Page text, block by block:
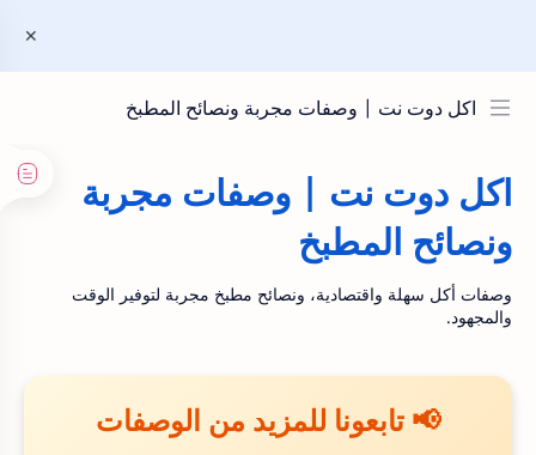
اكل دوت نت | وصفات مجربة ونصائح المطبخ
اكل دوت نت | وصفات مجربة
ونصائح المطبخ
وصفات أكل سهلة واقتصادية، ونصائح مطبخ مجربة لتوفير الوقت
والمجهود.
📢 تابعونا للمزيد من الوصفات